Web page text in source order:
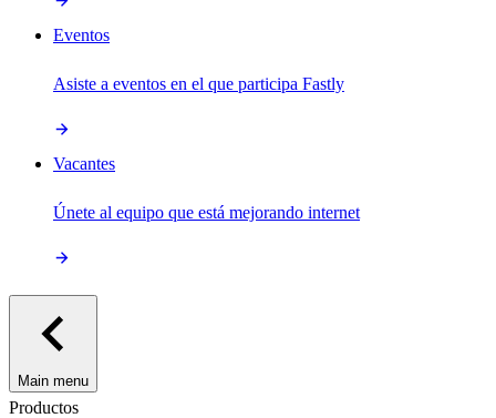
Eventos
Asiste a eventos en el que participa Fastly
Vacantes
Únete al equipo que está mejorando internet
Main menu
Productos